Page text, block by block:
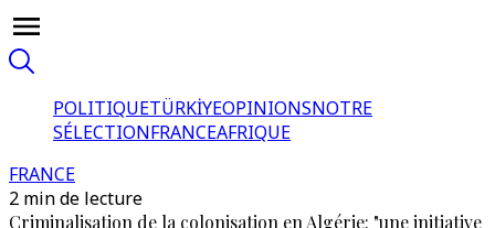
POLITIQUETÜRKİYEOPINIONSNOTRE
SÉLECTIONFRANCEAFRIQUE
FRANCE
2 min de lecture
Criminalisation de la colonisation en Algérie: "une initiative